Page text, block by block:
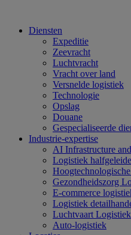
Diensten
Expeditie
Zeevracht
Luchtvracht
Vracht over land
Versnelde logistiek
Technologie
Opslag
Douane
Gespecialiseerde
Industrie-expertise
AI Infrastructure
Logistiek
Gezondheidszorg
E-commerce
Logistiek
Luchtvaart Logistiek
Auto-logistiek